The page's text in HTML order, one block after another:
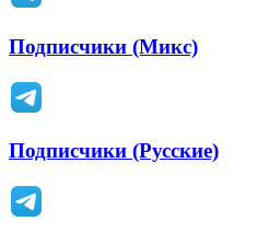
Подписчики (Микс)
Подписчики (Русские)